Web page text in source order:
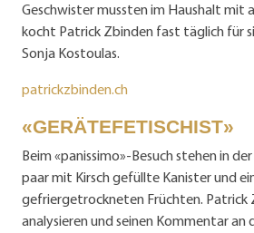
Geschwister mussten im Haushalt mit
kocht Patrick Zbinden fast täglich für
Sonja Kostoulas.
patrickzbinden.ch
«GERÄTEFETISCHIST»
Beim «panissimo»-Besuch stehen in
paar mit Kirsch gefüllte Kanister und
gefriergetrockneten Früchten. Patrick
analysieren und seinen Kommentar an